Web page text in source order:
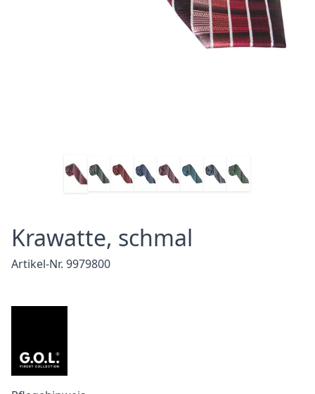
Krawatte, schmal
Artikel-Nr. 9979800